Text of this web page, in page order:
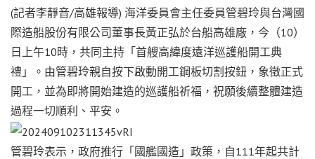
(記者李靜音/高雄報導) 海洋委員會主任委員管碧玲與台灣國
際造船股份有限公司董事長黃正弘於台船高雄廠，今（10）
日上午10時，共同主持「首艘高緯度遠洋巡護船開工典
禮」。由管碧玲親自按下啟動開工鋼板切割按鈕，象徵正式
開工，並為即將開始建造的巡護船祈福，祝願後續整體建造
過程一切順利、平安。
管碧玲表示，政府推行「國艦國造」政策，自111年起共計